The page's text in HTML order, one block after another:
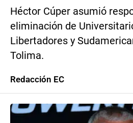
Héctor Cúper asumió
eliminación de
Libertadores y
Tolima.
Redacción EC